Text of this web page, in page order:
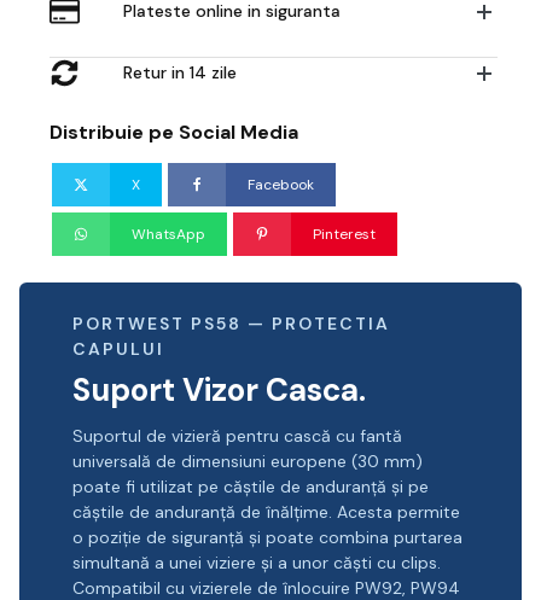
Plateste online in siguranta
Retur in 14 zile
Distribuie pe Social Media
X Facebook
WhatsApp Pinterest
PORTWEST PS58 — PROTECTIA
CAPULUI
Suport Vizor Casca.
Suportul de vizieră pentru cască cu fantă
universală de dimensiuni europene (30 mm)
poate fi utilizat pe căștile de anduranță și pe
căștile de anduranță de înălțime. Acesta permite
o poziție de siguranță și poate combina purtarea
simultană a unei viziere și a unor căști cu clips.
Compatibil cu vizierele de înlocuire PW92, PW94